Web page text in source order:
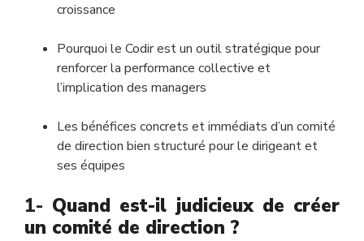
croissance
Pourquoi le Codir est un outil stratégique pour
renforcer la performance collective et
l’implication des managers
Les bénéfices concrets et immédiats d’un comité
de direction bien structuré pour le dirigeant et
ses équipes
1- Quand est-il judicieux de créer
un comité de direction ?